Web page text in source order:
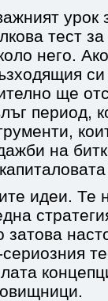
урок
тест за
него.
ще
период,
на
идеи. Те
затова